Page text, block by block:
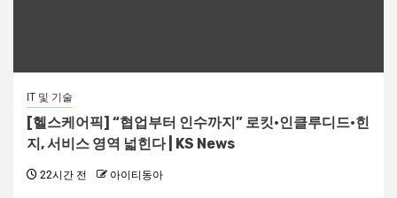
IT 및 기술
[헬스케어픽] “협업부터 인수까지” 로킷·인클루디드·힌
지, 서비스 영역 넓힌다 | KS News
22시간 전 아이티동아